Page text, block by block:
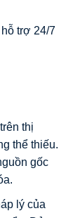
trợ 24/7
thị
thể thiếu.
gốc
lý của